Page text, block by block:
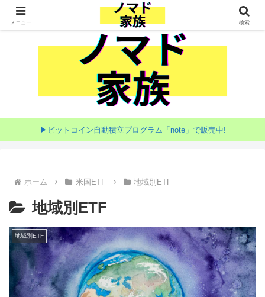
家族で目指す海外移住
▶ビットコイン自動積立プログラム「note」で販売中!
ホーム 米国ETF 地域別ETF
地域別ETF
地域別ETF
メニュー 検索